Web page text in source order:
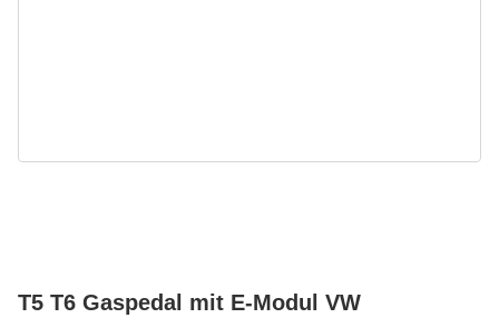
T5 T6 Gaspedal mit E-Modul VW